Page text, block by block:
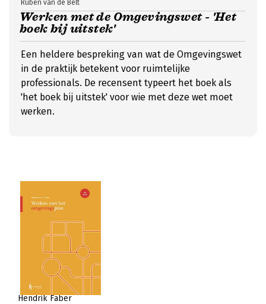
Werken met de Omgevingswet - 'Het
boek bij uitstek'
Ruben van de Belt
Een heldere bespreking van wat de Omgevingswet
in de praktijk betekent voor ruimtelijke
professionals. De recensent typeert het boek als
'het boek bij uitstek' voor wie met deze wet moet
werken.
Hendrik Faber